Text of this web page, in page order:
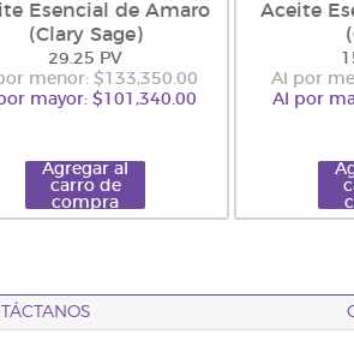
Esencial de Amaro
(Clary Sage)
29.25 PV
menor: $133,350.00
mayor: $101,340.00
Agregar al
carro de
compra
Aceite
Al por
Al por